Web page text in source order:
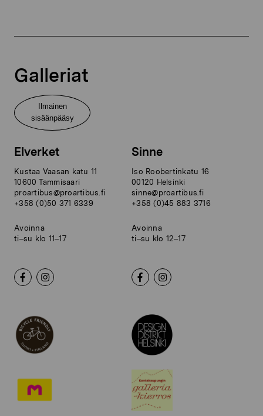
Galleriat
Ilmainen
sisäänpääsy
Elverket
Kustaa Vaasan katu 11
10600 Tammisaari
proartibus@proartibus.fi
+358 (0)50 371 6339
Avoinna
ti–su klo 11–17
Sinne
Iso Roobertinkatu 16
00120 Helsinki
sinne@proartibus.fi
+358 (0)45 883 3716
Avoinna
ti–su klo 12–17